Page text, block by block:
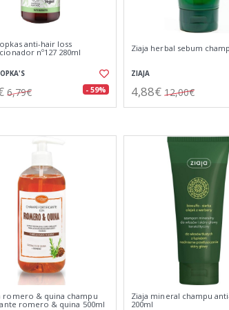
anti-hair loss
nº127 280ml
6,79€ - 59%
Ziaja herbal sebum
ZIAJA
4,88€ 12,00€
romero & quina champu
romero & quina 500ml
Ziaja mineral champu
200ml